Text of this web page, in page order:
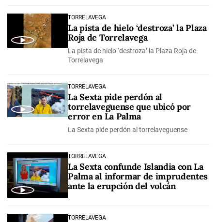
TORRELAVEGA
La pista de hielo ‘destroza’ la Plaza
Roja de Torrelavega
La pista de hielo ‘destroza’ la Plaza Roja de
Torrelavega
TORRELAVEGA
La Sexta pide perdón al
torrelaveguense que ubicó por
error en La Palma
La Sexta pide perdón al torrelaveguense
TORRELAVEGA
La Sexta confunde Islandia con La
Palma al informar de imprudentes
ante la erupción del volcán
TORRELAVEGA